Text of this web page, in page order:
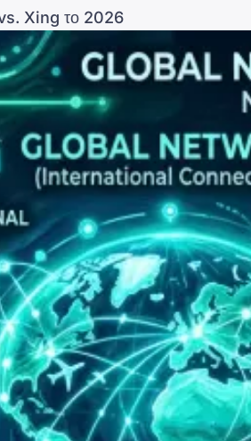
Xing το 2026